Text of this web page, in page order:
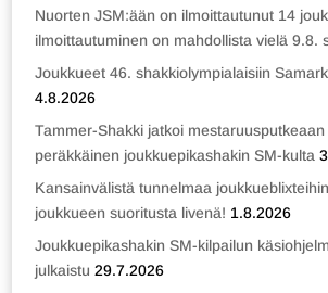
Nuorten JSM:ään on ilmoittautunut 14
ilmoittautuminen on mahdollista vielä 9.8.
Joukkueet 46. shakkiolympialaisiin
4.8.2026
Tammer-Shakki jatkoi
peräkkäinen joukkuepikashakin SM-kulta
Kansainvälistä tunnelmaa
joukkueen suoritusta livenä! 1.8.2026
Joukkuepikashakin SM-kilpailun
julkaistu 29.7.2026